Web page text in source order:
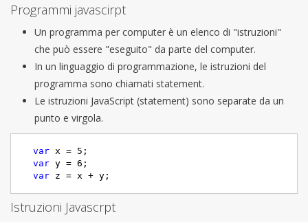
Programmi javascirpt
Un programma per computer è un elenco di "istruzioni"
che può essere "eseguito" da parte del computer.
In un linguaggio di programmazione, le istruzioni del
programma sono chiamati statement.
Le istruzioni JavaScript (statement) sono separate da un
punto e virgola.
var x = 5 ;
var y = 6 ;
var z = x + y;
Istruzioni Javascrpt